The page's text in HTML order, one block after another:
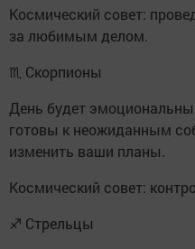
Космический совет:
за любимым делом.
♏ Скорпионы
День будет
готовы к неожиданным
изменить ваши планы.
Космический совет:
♐ Стрельцы